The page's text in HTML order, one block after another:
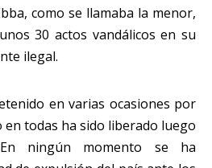
como se llamaba la menor,
30 actos vandálicos en su
ilegal.
en varias ocasiones por
en todas ha sido liberado luego
ningún momento se ha